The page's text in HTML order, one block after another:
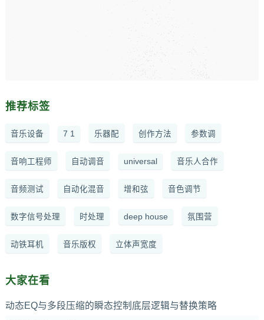
推荐标签
音乐设备 7 1 乐器配 创作方法 参数调
音响工程师 自动调音 universal 音乐人合作
音频测试 自动化混音 增和弦 音色调节
数字信号处理 时处理 deep house 氛围营
动铁耳机 音乐版权 立体声宽度
大家在看
动态EQ与多段压缩的瞬态控制底层逻辑与替换策略